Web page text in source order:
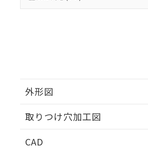
外形図
取りつけ穴加工図
CAD